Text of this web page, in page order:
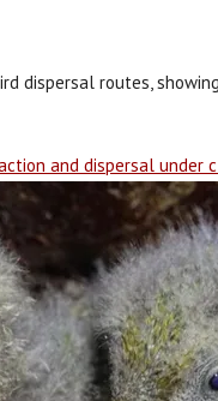
dispersal routes,
and dispersal under